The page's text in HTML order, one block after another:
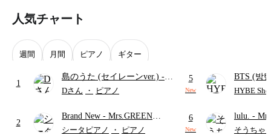
人気チャート
週間 月間 ピアノ ギター
1
島のうた (セイレーンver.) -
セイレーン(CV.鈴木みのり)
ード・ペダル付き/『映画ちい
かわ 人魚の島のひみつ』よ
Dさん ・ ピアノ
2
Brand New - Mrs.GREEN
APPLE
シータピアノ ・ ピアノ
5
New
BTS (방
HYBE
6
New
lulu. -
そうちゃ